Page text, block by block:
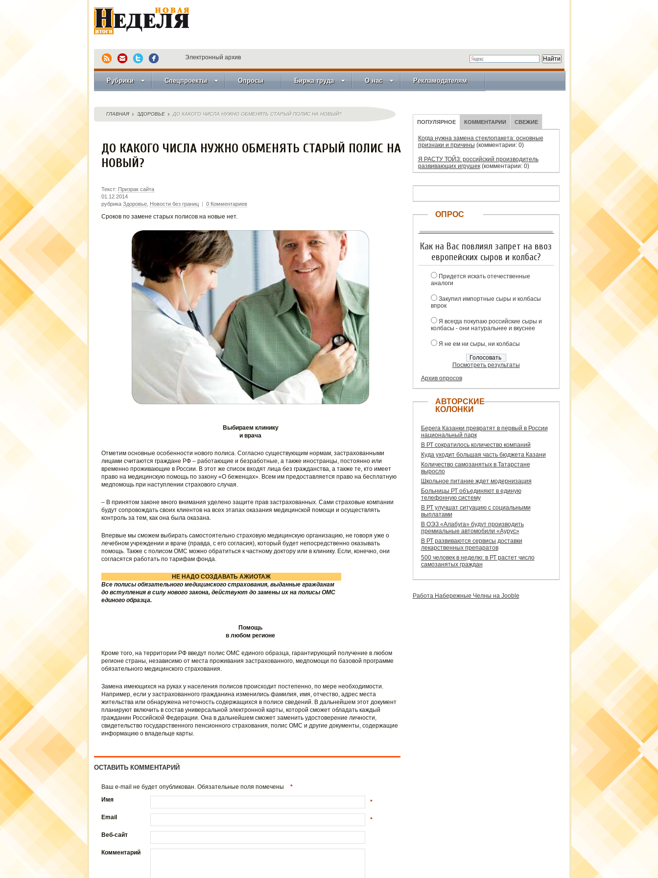
Электронный архив
Рубрики Спецпроекты Опросы Биржа труда О нас Рекламодателям
ГЛАВНАЯ ЗДОРОВЬЕ ДО КАКОГО ЧИСЛА НУЖНО ОБМЕНЯТЬ СТАРЫЙ ПОЛИС НА НОВЫЙ?
ДО КАКОГО ЧИСЛА НУЖНО ОБМЕНЯТЬ СТАРЫЙ ПОЛИС НА
НОВЫЙ?
Текст: Призрак сайта
01.12.2014
рубрика Здоровье, Новости без границ | 0 Комментариев
Сроков по замене старых полисов на новые нет.
Выбираем клинику
и врача
Отметим основные особенности нового полиса. Согласно существующим нормам, застрахованными
лицами считаются граждане РФ – работающие и безработные, а также иностранцы, постоянно или
временно проживающие в России. В этот же список входят лица без гражданства, а также те, кто имеет
право на медицинскую помощь по закону «О беженцах». Всем им предоставляется право на бесплатную
медпомощь при наступлении страхового случая.
– В принятом законе много внимания уделено защите прав застрахованных. Сами страховые компании
будут сопровождать своих клиентов на всех этапах оказания медицинской помощи и осуществлять
контроль за тем, как она была оказана.
Впервые мы сможем выбирать самостоятельно страховую медицинскую организацию, не говоря уже о
лечебном учреждении и враче (правда, с его согласия), который будет непосредственно оказывать
помощь. Также с полисом ОМС можно обратиться к частному доктору или в клинику. Если, конечно, они
согласятся работать по тарифам фонда.
НЕ НАДО СОЗДАВАТЬ АЖИОТАЖ
Все полисы обязательного медицинского страхования, выданные гражданам
до вступления в силу нового закона, действуют до замены их на полисы ОМС
единого образца.
Помощь
в любом регионе
Кроме того, на территории РФ введут полис ОМС единого образца, гарантирующий получение в любом
регионе страны, независимо от места проживания застрахованного, медпомощи по базовой программе
обязательного медицинского страхования.
Замена имеющихся на руках у населения полисов происходит постепенно, по мере необходимости.
Например, если у застрахованного гражданина изменились фамилия, имя, отчество, адрес места
жительства или обнаружена неточность содержащихся в полисе сведений. В дальнейшем этот документ
планируют включить в состав универсальной электронной карты, которой сможет обладать каждый
гражданин Российской Федерации. Она в дальнейшем сможет заменить удостоверение личности,
свидетельство государственного пенсионного страхования, полис ОМС и другие документы, содержащие
информацию о владельце карты.
ОСТАВИТЬ КОММЕНТАРИЙ
Ваш e-mail не будет опубликован. Обязательные поля помечены
*
Имя
*
Email *
Веб-сайт
Комментарий
ПОПУЛЯРНОЕ КОММЕНТАРИИ СВЕЖИЕ
Когда нужна замена стеклопакета: основные
признаки и причины (комментарии: 0)
Я РАСТУ ТОЙЗ: российский производитель
развивающих игрушек(комментарии: 0)
ОПРОС
Как на Вас повлиял запрет на ввоз
европейских сыров и колбас?
Придется искать отечественные
аналоги
Закупил импортные сыры и колбасы
впрок
Я всегда покупаю российские сыры и
колбасы - они натуральнее и вкуснее
Я не ем ни сыры, ни колбасы
Посмотреть результаты
Архив опросов
АВТОРСКИЕ
КОЛОНКИ
Берега Казанки превратят в первый в России
национальный парк
В РТ сократилось количество компаний
Куда уходит большая часть бюджета Казани
Количество самозанятых в Татарстане
выросло
Школьное питание ждет модернизация
Больницы РТ объединяют в единую
телефонную систему
В РТ улучшат ситуацию с социальными
выплатами
В ОЭЗ «Алабуга» будут производить
премиальные автомобили «Аурус»
В РТ развиваются сервисы доставки
лекарственных препаратов
500 человек в неделю: в РТ растет число
самозанятых граждан
Работа Набережные Челны на Jooble